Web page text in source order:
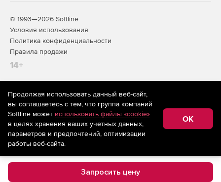
Запросить цену
© 1993—2026 Softline
Условия использования
Политика конфиденциальности
Правила продажи
14+
На информационном ресурсе store.softline.ru применяются
рекомендательные технологии(информационные технологии
предоставления информации на основе сбора,
систематизации и анализа сведений, относящихся к
предпочтениям пользователей сети «Интернет»,
находящихся на территории Российской Федерации)
Продолжая использовать данный веб-сайт,
вы соглашаетесь с тем, что группа компаний
Softline может использовать файлы «cookie»
в целях хранения ваших учетных данных,
параметров и предпочтений, оптимизации
работы веб-сайта.
OK